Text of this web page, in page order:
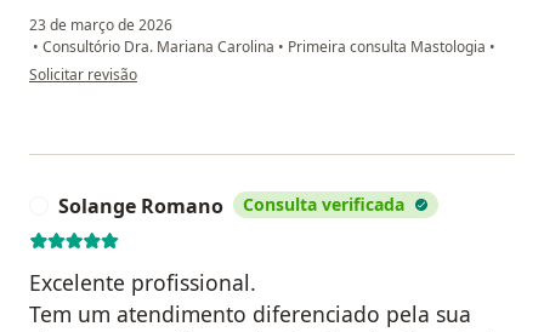
23 de março de 2026
• Consultório Dra. Mariana Carolina • Primeira consulta Mastologia •
na opinião do utilizador K.C.
Solicitar revisão
Solange Romano Consulta verificada
Excelente profissional.
Tem um atendimento diferenciado pela sua